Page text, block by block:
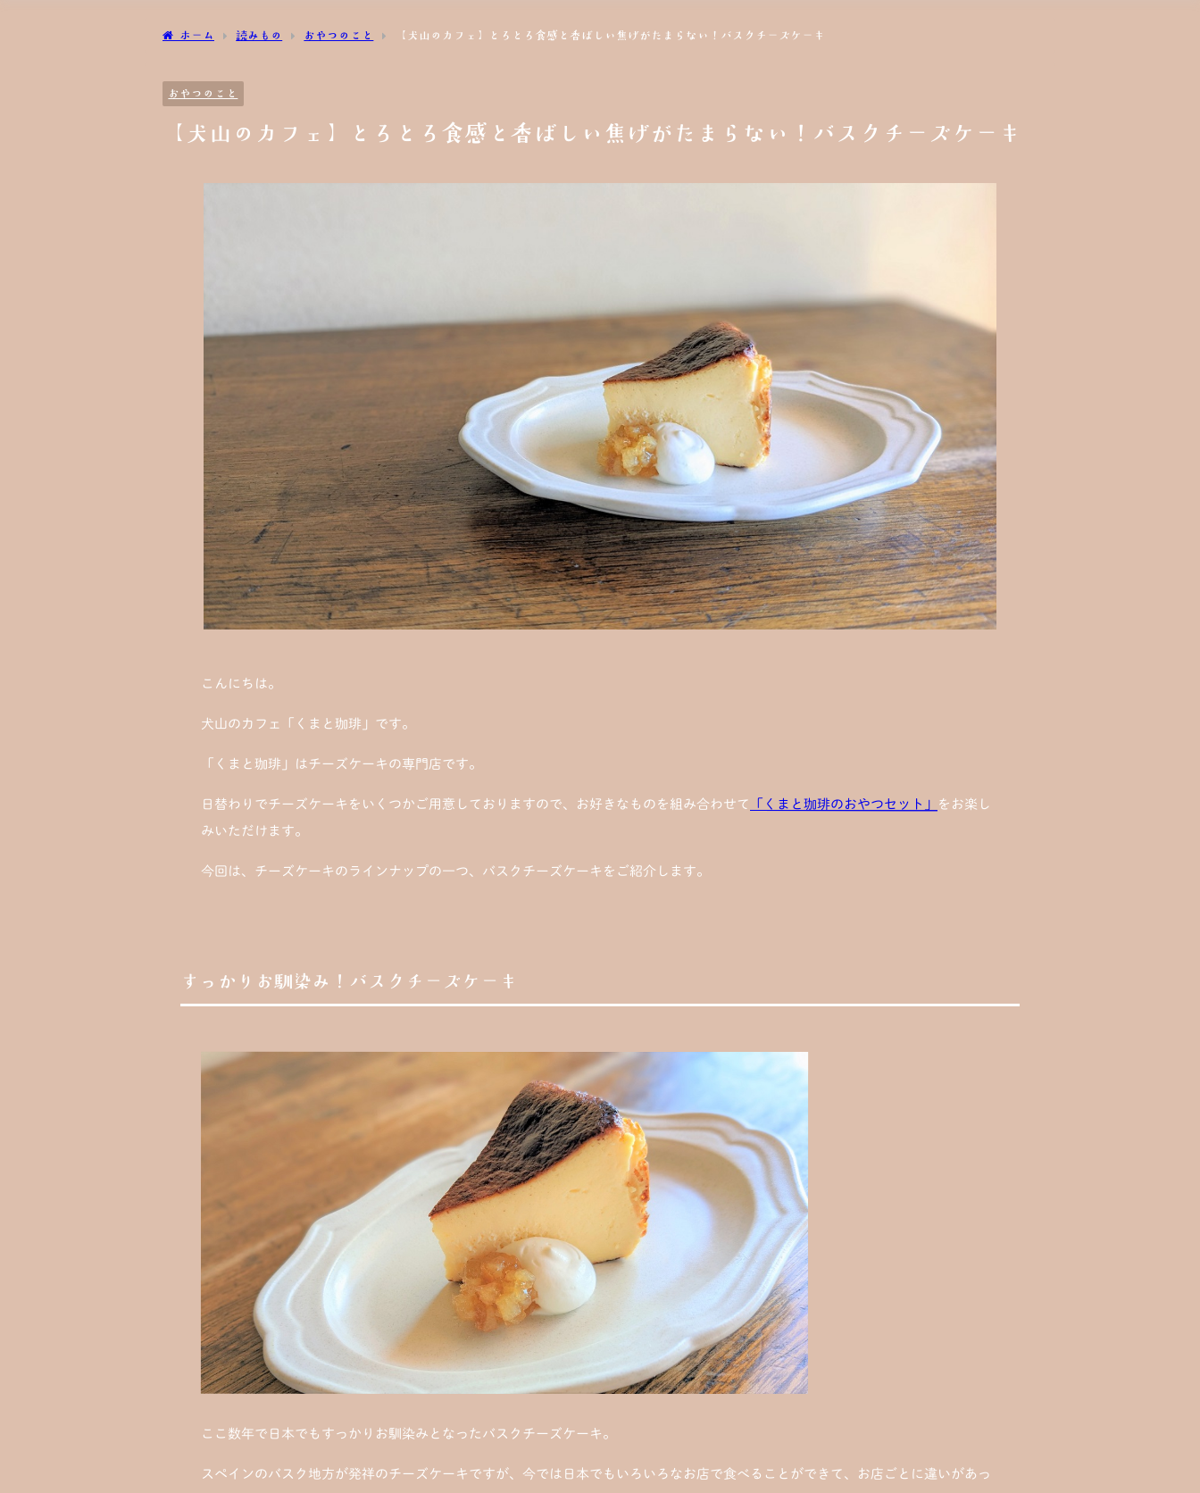
ホーム 読みもの おやつのこと 【犬山のカフェ】とろとろ食感と香ばしい焦げがたまらない！バスクチーズケーキ
おやつのこと
【犬山のカフェ】とろとろ食感と香ばしい焦げがたまらない！バスクチーズケーキ
こんにちは。
犬山のカフェ「くまと珈琲」です。
「くまと珈琲」はチーズケーキの専門店です。
日替わりでチーズケーキをいくつかご用意しておりますので、お好きなものを組み合わせて 「くまと珈琲のおやつセット」 をお楽し
みいただけます。
今回は、チーズケーキのラインナップの一つ、バスクチーズケーキをご紹介します。
すっかりお馴染み！バスクチーズケーキ
ここ数年で日本でもすっかりお馴染みとなったバスクチーズケーキ。
スペインのバスク地方が発祥のチーズケーキですが、今では日本でもいろいろなお店で食べることができて、お店ごとに違いがあっ